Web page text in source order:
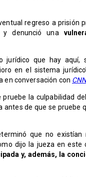
regreso a prisión
y denunció una
jurídico que hay aquí,
en el sistema
en conversación con
la culpabilidad
antes de que se pruebe
que no existían
dijo la jueza en este
y, además, la